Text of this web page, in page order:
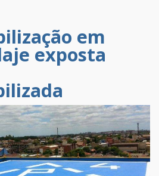
em
exposta